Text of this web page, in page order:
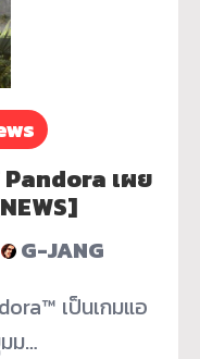
เผย
G-JANG
เป็นเกมแอ
ม…